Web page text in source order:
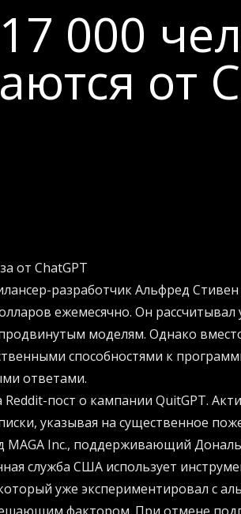
000
от
от ChatGPT
разработчик Альфред
ежемесячно. Он рассчитывал
моделям. Однако
способностями к
ответами.
пост о кампании QuitGPT.
указывая на существенное
MAGA Inc., поддерживающий
служба США использует
уже экспериментировал с